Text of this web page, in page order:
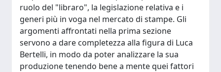
ruolo del "libraro", la legislazione relativa e i
generi più in voga nel mercato di stampe. Gli
argomenti affrontati nella prima sezione
servono a dare completezza alla figura di Luca
Bertelli, in modo da poter analizzare la sua
produzione tenendo bene a mente quei fattori